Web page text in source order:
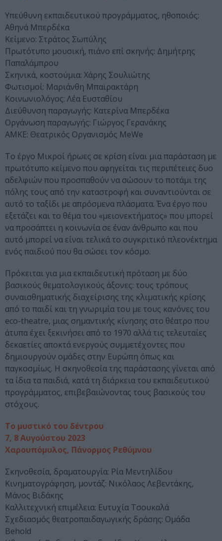
Υπεύθυνη εκπαιδευτικού προγράμματος, ηθοποιός:
Αθηνά Μπερδέκα
Κείμενο: Στράτος Σωπύλης
Πρωτότυπο μουσική, πιάνο επί σκηνής: Δημήτρης
Παπαλάμπρου
Σκηνικά, κοστούμια: Χάρης Σουλιώτης
Φωτισμοί: Μαριάνθη Μπαϊρακτάρη
Κοινωνιολόγος: Λέα Ευσταθίου
Διεύθυνση παραγωγής: Κατερίνα Μπερδέκα
Οργάνωση παραγωγής: Γιώργος Γερανάκης
ΑΜΚΕ: Θεατρικός Οργανισμός MeWe
Το έργο Μικροί ήρωες σε κρίση είναι μια παράσταση με
πρωτότυπο κείμενο που αφηγείται τις περιπέτειες δυο
αδελφιών που προσπαθούν να σώσουν το ποτάμι της
πόλης τους από την καταστροφή και συναντιούνται σε
αυτό το ταξίδι με απρόσμενα πλάσματα. Ένα έργο που
εξετάζει και το θέμα του «μειονεκτήματος» που μπορεί
να προσάπτει η κοινωνία σε έναν άνθρωπο και που
αυτό μπορεί να είναι τελικά το συγκριτικό πλεονέκτημα
ενός παιδιού που θα σώσει τον κόσμο.
Πρόκειται για μια εκπαιδευτική πρόταση με δύο
βασικούς θεματολογικούς άξονες: τους τρόπους
συναισθηματικής διαχείρισης της κλιματικής κρίσης
από το παιδί και τη γνωριμία του με τους κανόνες του
eco-theatre, μιας σημαντικής κίνησης στο θέατρο που
άτυπα έχει ξεκινήσει από το 1970 αλλά τις τελευταίες
δεκαετίες αποκτά ενεργούς συμμετέχοντες που
δημιουργούν ομάδες στην Ευρώπη όπως και
παγκοσμίως. Η σκηνοθεσία της παράστασης γίνεται από
τα ίδια τα παιδιά, κατά τη διάρκεια του εκπαιδευτικού
προγράμματος, επιβεβαιώνοντας τους βασικούς του
στόχους.
Το μυστικό του δέντρου
7, 8 Αυγούστου 2023
Χαρουπόμυλος, Πάνορμος Ρεθύμνου
Σκηνοθεσία, δραματουργία: Ρία Μεντηλίδου
Κινηματογράφηση, μοντάζ: Νικόλαος Λεβεντάκης,
Μάνος Βιδάκης
Καλλιτεχνική επιμέλεια: Ευτυχία Τσουκαλά
Σχεδιασμός θεατροπαιδαγωγικής δράσης: Oμάδα
Behold